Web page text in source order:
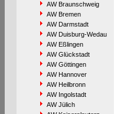
AW Braunschweig
AW Bremen
AW Darmstadt
AW Duisburg-Wedau
AW Eßlingen
AW Glückstadt
AW Göttingen
AW Hannover
AW Heilbronn
AW Ingolstadt
AW Jülich